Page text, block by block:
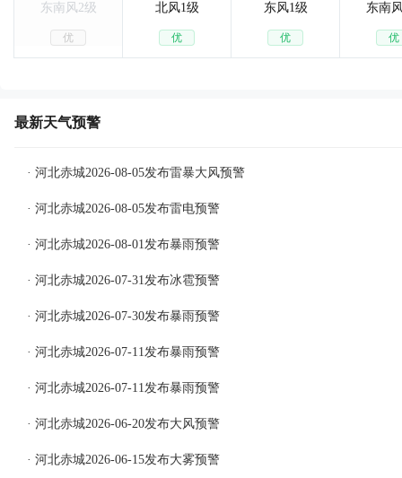
东南风2级
优
北风1级
优
东风1级
优
东南
优
最新天气预警
· 河北赤城2026-08-05发布雷暴大风预警
· 河北赤城2026-08-05发布雷电预警
· 河北赤城2026-08-01发布暴雨预警
· 河北赤城2026-07-31发布冰雹预警
· 河北赤城2026-07-30发布暴雨预警
· 河北赤城2026-07-11发布暴雨预警
· 河北赤城2026-07-11发布暴雨预警
· 河北赤城2026-06-20发布大风预警
· 河北赤城2026-06-15发布大雾预警